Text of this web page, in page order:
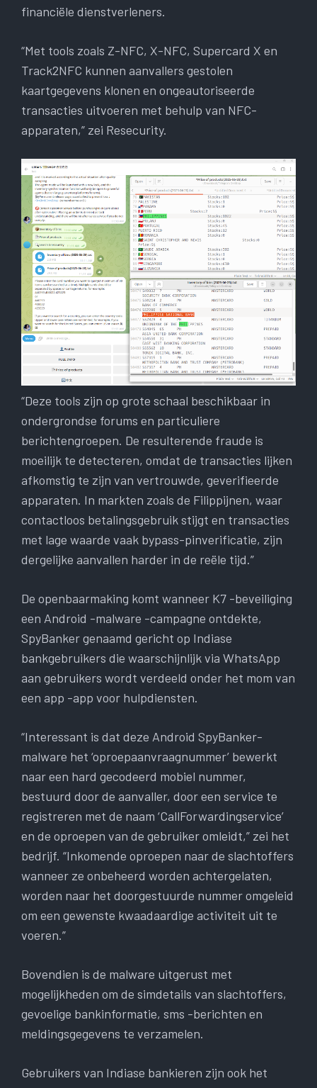
financiële dienstverleners.
“Met tools zoals Z-NFC, X-NFC, Supercard X en
Track2NFC kunnen aanvallers gestolen
kaartgegevens klonen en ongeautoriseerde
transacties uitvoeren met behulp van NFC-
apparaten,” zei Resecurity.
“Deze tools zijn op grote schaal beschikbaar in
ondergrondse forums en particuliere
berichtengroepen. De resulterende fraude is
moeilijk te detecteren, omdat de transacties lijken
afkomstig te zijn van vertrouwde, geverifieerde
apparaten. In markten zoals de Filippijnen, waar
contactloos betalingsgebruik stijgt en transacties
met lage waarde vaak bypass-pinverificatie, zijn
dergelijke aanvallen harder in de reële tijd.”
De openbaarmaking komt wanneer K7 -beveiliging
een Android -malware -campagne ontdekte,
SpyBanker genaamd gericht op Indiase
bankgebruikers die waarschijnlijk via WhatsApp
aan gebruikers wordt verdeeld onder het mom van
een app -app voor hulpdiensten.
“Interessant is dat deze Android SpyBanker-
malware het ‘oproepaanvraagnummer’ bewerkt
naar een hard gecodeerd mobiel nummer,
bestuurd door de aanvaller, door een service te
registreren met de naam ‘CallForwardingservice’
en de oproepen van de gebruiker omleidt,” zei het
bedrijf. “Inkomende oproepen naar de slachtoffers
wanneer ze onbeheerd worden achtergelaten,
worden naar het doorgestuurde nummer omgeleid
om een gewenste kwaadaardige activiteit uit te
voeren.”
Bovendien is de malware uitgerust met
mogelijkheden om de simdetails van slachtoffers,
gevoelige bankinformatie, sms -berichten en
meldingsgegevens te verzamelen.
Gebruikers van Indiase bankieren zijn ook het